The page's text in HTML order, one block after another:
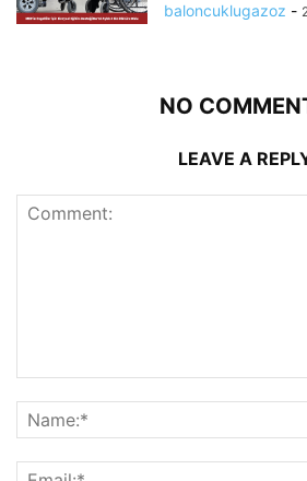
baloncuklugazoz -
NO
LEAVE A